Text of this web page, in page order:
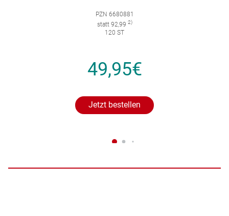
PZN 6680881
statt 92,99 2)
120 ST
49,95€
Jetzt bestellen